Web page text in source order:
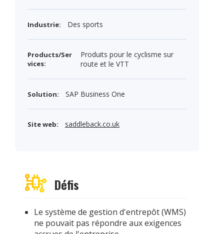
Défis
Le système de gestion d'entrepôt (WMS)
ne pouvait pas répondre aux exigences
Industrie: Des sports
Products/Ser
vices:
Produits pour le cyclisme sur
route et le VTT
Solution: SAP Business One
Site web: saddleback.co.uk